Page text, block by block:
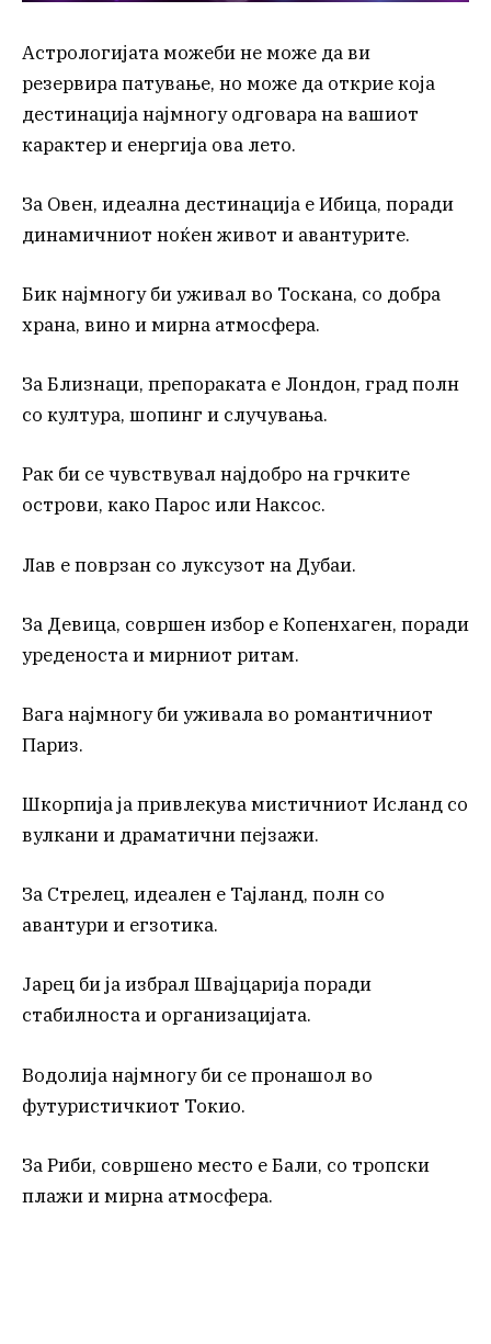
Астрологијата можеби не може да ви
резервира патување, но може да открие која
дестинација најмногу одговара на вашиот
карактер и енергија ова лето.
За Овен, идеална дестинација е Ибица, поради
динамичниот ноќен живот и авантурите.
Бик најмногу би уживал во Тоскана, со добра
храна, вино и мирна атмосфера.
За Близнаци, препораката е Лондон, град полн
со култура, шопинг и случувања.
Рак би се чувствувал најдобро на грчките
острови, како Парос или Наксос.
Лав е поврзан со луксузот на Дубаи.
За Девица, совршен избор е Копенхаген, поради
уреденоста и мирниот ритам.
Вага најмногу би уживала во романтичниот
Париз.
Шкорпија ја привлекува мистичниот Исланд со
вулкани и драматични пејзажи.
За Стрелец, идеален е Тајланд, полн со
авантури и егзотика.
Јарец би ја избрал Швајцарија поради
стабилноста и организацијата.
Водолија најмногу би се пронашол во
футуристичкиот Токио.
За Риби, совршено место е Бали, со тропски
плажи и мирна атмосфера.